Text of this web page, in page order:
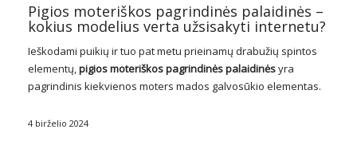
Pigios moteriškos pagrindinės palaidinės –
kokius modelius verta užsisakyti internetu?
Ieškodami puikių ir tuo pat metu prieinamų drabužių spintos
elementų,pigios moteriškos pagrindinėspalaidinėsyra
pagrindinis kiekvienos moters mados galvosūkio elementas.
universalumas daro juos nepakeičiamus kasdieniame
4 birželio 2024